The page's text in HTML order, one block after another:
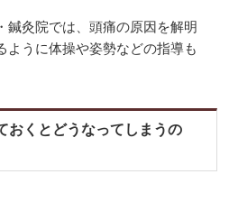
鍼灸院では、頭痛の原因を解明
ように体操や姿勢などの指導も
おくとどうなってしまうの